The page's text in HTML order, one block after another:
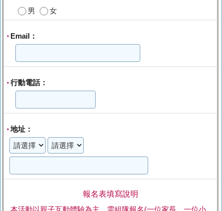
男 女
* Email：
* 行動電話：
*地址：
報名表填寫說明